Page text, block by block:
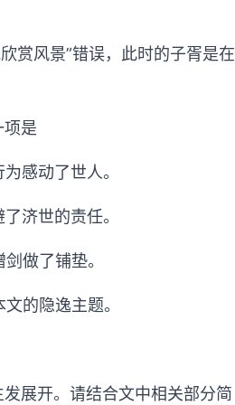
赏风景”错误，此时的子胥是在
是
感动了世人。
济世的责任。
做了铺垫。
的隐逸主题。
展开。请结合文中相关部分简